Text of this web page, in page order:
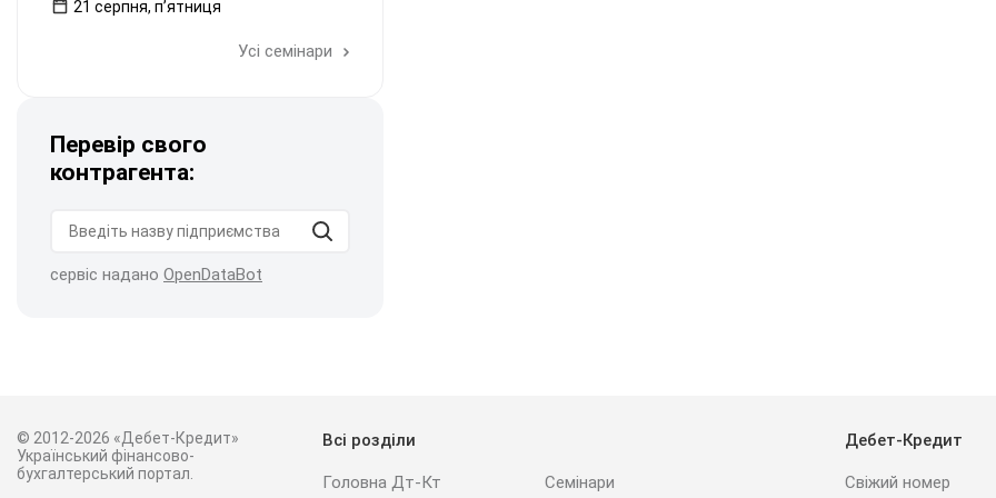
21 серпня, пʼятниця
Усі семінари
Перевір свого
контрагента:
сервіс надано OpenDataBot
© 2012-2026 «Дебет-Кредит»
Український фінансово-
бухгалтерський портал.
Всі розділи
Головна Дт-Кт Семінари
Дебет-Кредит
Свіжий номер